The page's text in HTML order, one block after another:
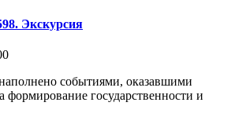
Экскурсия
событиями, оказавшими
государственности и